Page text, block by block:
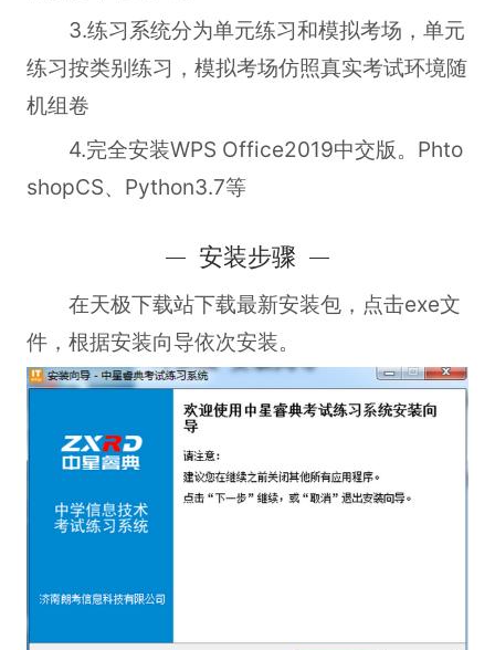
3.练习系统分为单元练习和模拟考场，单元
练习按类别练习，模拟考场仿照真实考试环境随
机组卷
4.完全安装WPS Office2019中交版。Phto
shopCS、Python3.7等
安装步骤
在天极下载站下载最新安装包，点击exe文
件，根据安装向导依次安装。